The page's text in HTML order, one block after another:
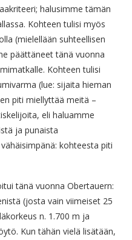
halusimme tämän
Kohteen tulisi myös
(mielellään suhteellisen
päättäneet tänä vuonna
Kohteen tulisi
(lue: sijaita hieman
piti miellyttää meitä –
eli haluamme
ja punaista
kohteesta piti
tänä vuonna Obertauern:
(josta vain viimeiset 25
n. 1.700 m ja
Kun tähän vielä lisätään,